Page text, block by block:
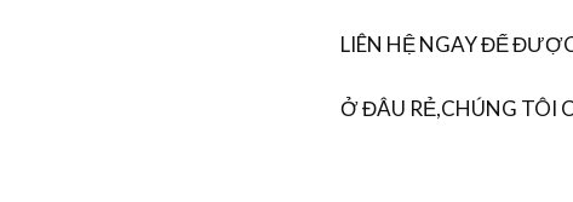
LIÊN HỆ NGAY ĐỂ
Ở ĐÂU RẺ,CHÚNG TÔI